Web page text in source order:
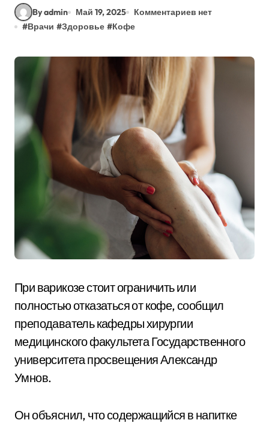
By admin Май 19, 2025
Комментариев нет
#Врачи #Здоровье #Кофе
При варикозе стоит ограничить или
полностью отказаться от кофе, сообщил
преподаватель кафедры хирургии
медицинского факультета Государственного
университета просвещения Александр
Умнов.
Он объяснил, что содержащийся в напитке